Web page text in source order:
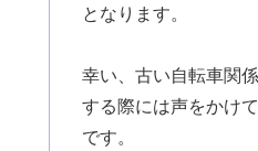
となります。
幸い、古い自転車関
する際には声をかけ
です。